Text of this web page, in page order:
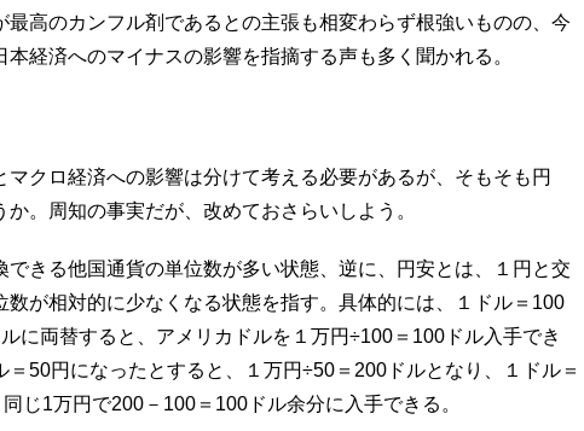
最高のカンフル剤であるとの主張も相変わらず根強いものの、今
経済へのマイナスの影響を指摘する声も多く聞かれる。
クロ経済への影響は分けて考える必要があるが、そもそも円
。周知の事実だが、改めておさらいしよう。
きる他国通貨の単位数が多い状態、逆に、円安とは、１円と交
数が相対的に少なくなる状態を指す。具体的には、１ドル＝100
に両替すると、アメリカドルを１万円÷100＝100ドル入手でき
＝50円になったとすると、１万円÷50＝200ドルとなり、１ドル＝
じ1万円で200－100＝100ドル余分に入手できる。